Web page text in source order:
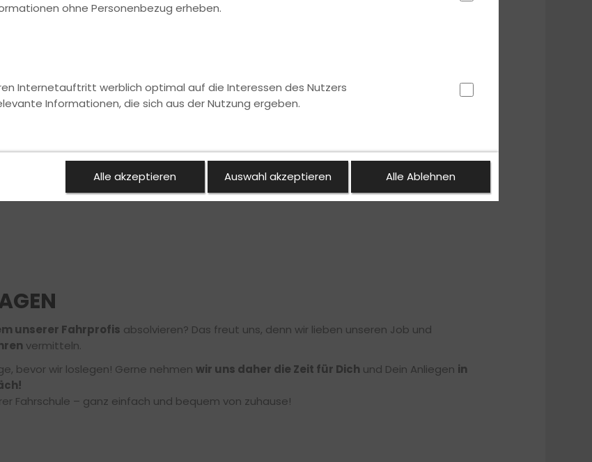
unserer Fahrprofis absolvieren? Das freut uns, denn wir lieben unseren Job und
vermitteln.
bevor wir loslegen! Gerne nehmen wir uns daher die Zeit für Dich und Dein Anliegen in
Fahrschule – ganz einfach und bequem von zuhause!
ohne Personenbezug erheben.
Internetauftritt werblich optimal auf die Interessen des Nutzers
Informationen, die sich aus der Nutzung ergeben.
Alle akzeptieren Auswahl akzeptieren Alle Ablehnen